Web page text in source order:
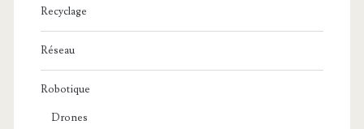
Recyclage
Réseau
Robotique
Drones